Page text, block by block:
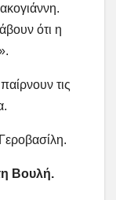
ότι η
τις
Βουλή.